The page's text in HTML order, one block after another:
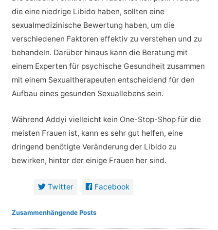
die eine niedrige Libido haben, sollten eine
sexualmedizinische Bewertung haben, um die
verschiedenen Faktoren effektiv zu verstehen und zu
behandeln. Darüber hinaus kann die Beratung mit
einem Experten für psychische Gesundheit zusammen
mit einem Sexualtherapeuten entscheidend für den
Aufbau eines gesunden Sexuallebens sein.
Während Addyi vielleicht kein One-Stop-Shop für die
meisten Frauen ist, kann es sehr gut helfen, eine
dringend benötigte Veränderung der Libido zu
bewirken, hinter der einige Frauen her sind.
Twitter Facebook
Zusammenhängende Posts